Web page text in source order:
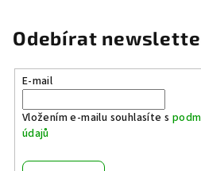
Odebírat
E-mail
Vložením e-mailu souhlasíte s
údajů